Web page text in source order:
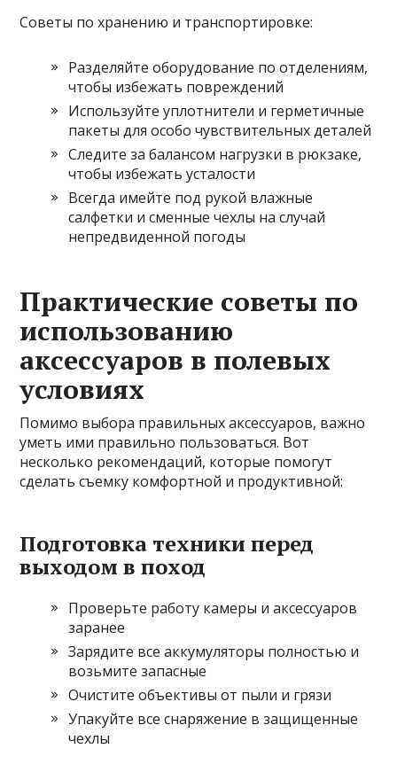
Советы по хранению и транспортировке:
Разделяйте оборудование по отделениям,
чтобы избежать повреждений
Используйте уплотнители и герметичные
пакеты для особо чувствительных деталей
Следите за балансом нагрузки в рюкзаке,
чтобы избежать усталости
Всегда имейте под рукой влажные
салфетки и сменные чехлы на случай
непредвиденной погоды
Практические советы по
использованию
аксессуаров в полевых
условиях
Помимо выбора правильных аксессуаров, важно
уметь ими правильно пользоваться. Вот
несколько рекомендаций, которые помогут
сделать съемку комфортной и продуктивной:
Подготовка техники перед
выходом в поход
Проверьте работу камеры и аксессуаров
заранее
Зарядите все аккумуляторы полностью и
возьмите запасные
Очистите объективы от пыли и грязи
Упакуйте все снаряжение в защищенные
чехлы